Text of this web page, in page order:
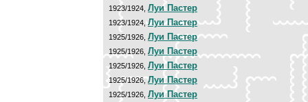
1923/1924, Луи Пастер
1923/1924,Луи Пастер
1925/1926, Луи Пастер
1925/1926, Луи Пастер
1925/1926, Луи Пастер
1925/1926,Луи Пастер
1925/1926, Луи Пастер